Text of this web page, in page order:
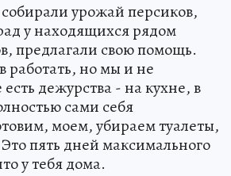
урожай персиков,
у находящихся рядом
предлагали свою помощь.
работать, но мы и не
дежурства - на кухне, в
сами себя
моем, убираем туалеты,
пять дней максимального
у тебя дома.